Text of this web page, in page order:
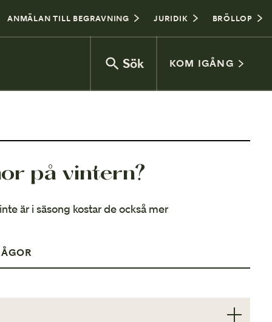
ANMÄLAN TILL BEGRAVNING JURIDIK BRÖLLOP
Sök KOM IGÅNG
Jordbegravning eller kremering
Begravningsceremoni
på vintern?
är i säsong kostar de också mer